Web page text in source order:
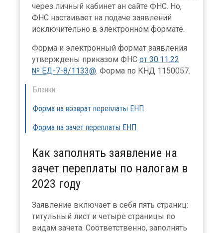
через личный кабинет ан сайте ФНС. Но,
ФНС настаивает на подаче заявлений
исключительно в электронном формате.
Форма и электронный формат заявления
утверждены приказом ФНС от 30.11.22
№ ЕД-7-8/1133@ . Форма по КНД 1150057.
Бланки:
Форма на возврат переплаты ЕНП
Форма на зачет переплаты ЕНП
Как заполнять заявление на
зачет переплаты по налогам в
2023 году
Заявление включает в себя пять страниц:
титульный лист и четыре страницы по
видам зачета. Соответственно, заполнять